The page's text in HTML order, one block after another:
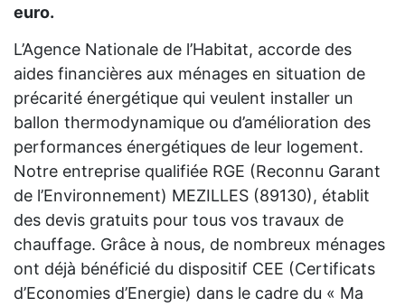
euro.
L’Agence Nationale de l’Habitat, accorde des
aides financières aux ménages en situation de
précarité énergétique qui veulent installer un
ballon thermodynamique ou d’amélioration des
performances énergétiques de leur logement.
Notre entreprise qualifiée RGE (Reconnu Garant
de l’Environnement) MEZILLES (89130), établit
des devis gratuits pour tous vos travaux de
chauffage. Grâce à nous, de nombreux ménages
ont déjà bénéficié du dispositif CEE (Certificats
d’Economies d’Energie) dans le cadre du « Ma